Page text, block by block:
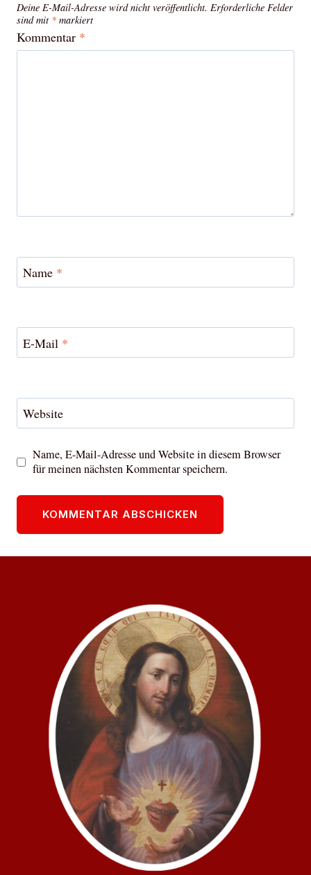
Deine E-Mail-Adresse wird nicht veröffentlicht. Erforderliche Felder
sind mit * markiert
Kommentar *
Name *
E-Mail *
Website
Name, E-Mail-Adresse und Website in diesem Browser
für meinen nächsten Kommentar speichern.